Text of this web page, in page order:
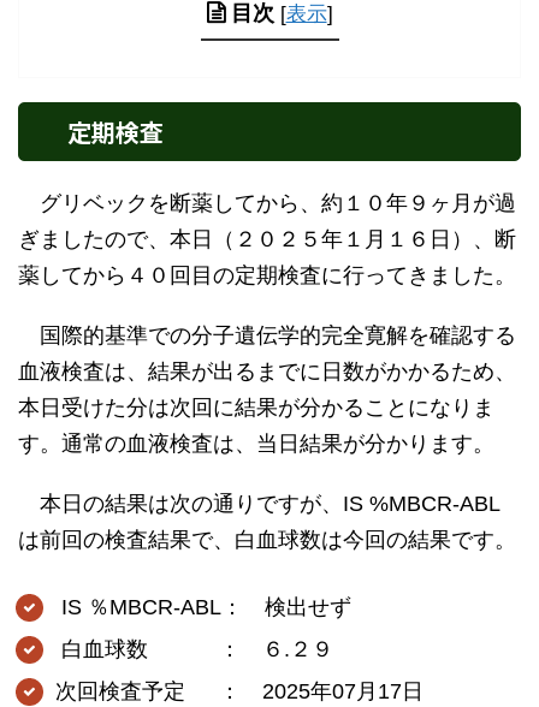
目次 [表示]
定期検査
グリベックを断薬してから、約１０年９ヶ月が過
ぎましたので、本日（２０２５年１月１６日）、断
薬してから４０回目の定期検査に行ってきました。
国際的基準での分子遺伝学的完全寛解を確認する
血液検査は、結果が出るまでに日数がかかるため、
本日受けた分は次回に結果が分かることになりま
す。通常の血液検査は、当日結果が分かります。
本日の結果は次の通りですが、IS %MBCR-ABL
は前回の検査結果で、白血球数は今回の結果です。
IS ％MBCR-ABL： 検出せず
白血球数 ： ６.２９
次回検査予定 ： 2025年07月17日